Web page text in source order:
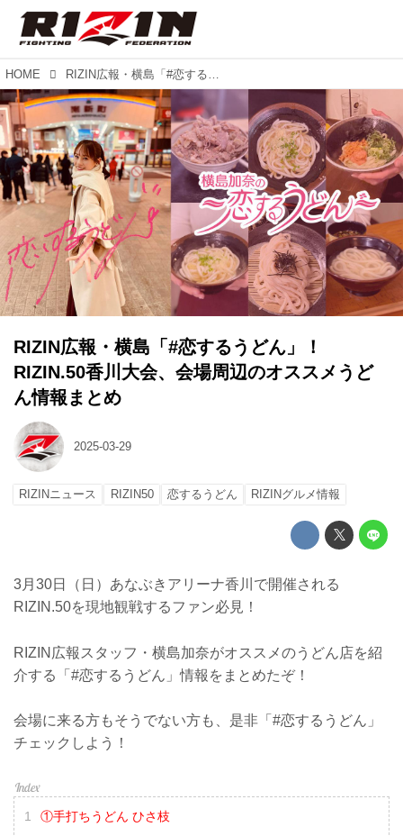
HOME RIZIN広報・横島「#恋するうどん」！RIZIN.50香川大会、会場周辺のオススメうどん情報まとめ
RIZIN広報・横島「#恋するうどん」！
RIZIN.50香川大会、会場周辺のオススメうど
ん情報まとめ
2025-03-29
RIZINニュース RIZIN50 恋するうどん RIZINグルメ情報
3月30日（日）あなぶきアリーナ香川で開催される
RIZIN.50を現地観戦するファン必見！
RIZIN広報スタッフ・横島加奈がオススメのうどん店を紹
介する「#恋するうどん」情報をまとめたぞ！
会場に来る方もそうでない方も、是非「#恋するうどん」
チェックしよう！
①手打ちうどん ひさ枝